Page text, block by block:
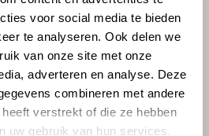
voor social media te bieden
te analyseren. Ook delen we
van onze site met onze
adverteren en analyse. Deze
combineren met andere
verstrekt of die ze hebben
uw gebruik van hun services.